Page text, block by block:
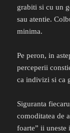
grabiti si cu un
sau atentie.
minima.
Pe peron, in
perceperii
ca indivizi si ca
Siguranta
comoditatea de
foarte” ii uneste